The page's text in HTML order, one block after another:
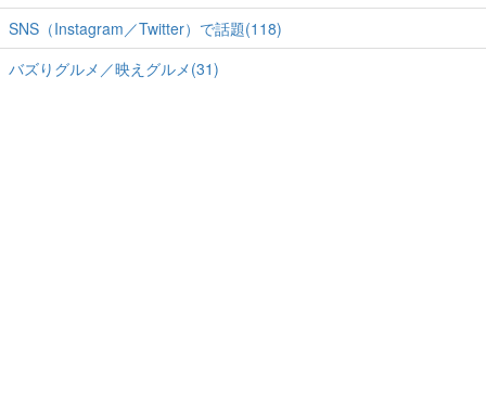
SNS（Instagram／Twitter）で話題(118)
バズりグルメ／映えグルメ(31)